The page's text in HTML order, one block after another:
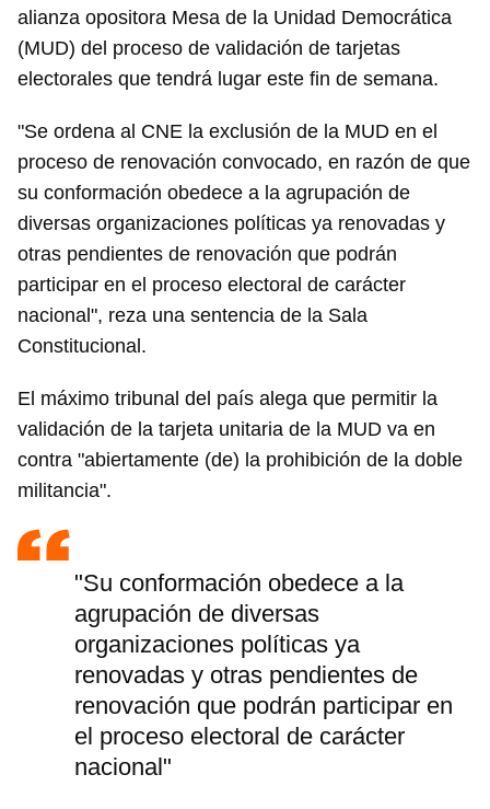
alianza opositora Mesa de la Unidad Democrática
(MUD) del proceso de validación de tarjetas
electorales que tendrá lugar este fin de semana.
"Se ordena al CNE la exclusión de la MUD en el
proceso de renovación convocado, en razón de que
su conformación obedece a la agrupación de
diversas organizaciones políticas ya renovadas y
otras pendientes de renovación que podrán
participar en el proceso electoral de carácter
nacional", reza una sentencia de la Sala
Constitucional.
El máximo tribunal del país alega que permitir la
validación de la tarjeta unitaria de la MUD va en
contra "abiertamente (de) la prohibición de la doble
militancia".
"Su conformación obedece a la
agrupación de diversas
organizaciones políticas ya
renovadas y otras pendientes de
renovación que podrán participar en
el proceso electoral de carácter
nacional"